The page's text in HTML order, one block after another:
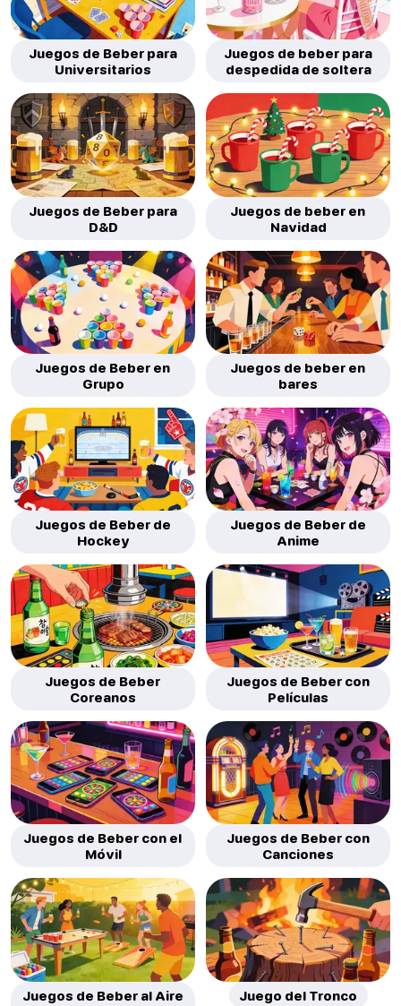
Juegos de Beber para
Universitarios
Juegos de beber para
despedida de soltera
Juegos de Beber para
D&D
Juegos de beber en
Navidad
Juegos de Beber en
Grupo
Juegos de beber en
bares
Juegos de Beber de
Hockey
Juegos de Beber de
Anime
Juegos de Beber
Coreanos
Juegos de Beber con
Películas
Juegos de Beber con el
Móvil
Juegos de Beber con
Canciones
Juegos de Beber al Aire
Juego del Tronco